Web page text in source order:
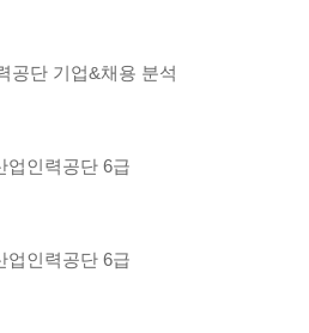
공단 기업&채용 분석
업인력공단 6급
업인력공단 6급